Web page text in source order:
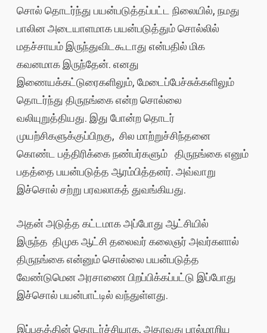
சொல் தொடர்ந்து பயன்படுத்தப்பட்ட நிலையில், நமது
பாலின அடையாளமாக பயன்படுத்தும் சொல்லில்
மதச்சாயம் இருந்துவிடகூடாது என்பதில் மிக
கவனமாக இருந்தேன். எனது
இணையக்கட்டுரைகளிலும், மேடைப்பேச்சுக்களிலும்
தொடர்ந்து திருநங்கை என்ற சொல்லை
வலியுறுத்தியது. இது போன்ற தொடர்
முயற்சிகளுக்குப்பிறகு, சில மாற்றுச்சிந்தனை
கொண்ட பத்திரிக்கை நண்பர்களும் திருநங்கை எனும்
பதத்தை பயன்படுத்த ஆரம்பித்தனர். அவ்வாறு
இச்சொல் சற்று பரவலாகத் துவங்கியது.
அதன் அடுத்த கட்டமாக அப்போது ஆட்சியில்
இருந்த திமுக ஆட்சி தலைவர் கலைஞர் அவர்களால்
திருநங்கை என்னும் சொல்லை பயன்படுத்த
வேண்டுமென அரசாணை பிறப்பிக்கப்பட்டு இப்போது
இச்சொல் பயன்பாட்டில் வந்துள்ளது.
இப்பதத்தின் தொடர்ச்சியாக, அதாவது பால்மாறிய